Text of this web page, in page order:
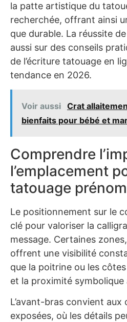
la patte artistique du
recherchée, offrant ainsi
que durable. La réussite
aussi sur des conseils
de l’écriture tatouage en
tendance en 2026.
Voir aussi Crat
bienfaits pour bébé et
Comprendre
l’emplacement
tatouage
Le positionnement sur le
clé pour valoriser la
message. Certaines
offrent une visibilité
que la poitrine ou les
et la proximité
L’avant-bras convient aux
exposées, où les détails